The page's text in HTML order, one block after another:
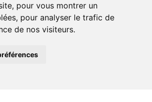
pour vous montrer un
pour analyser le trafic de
de nos visiteurs.